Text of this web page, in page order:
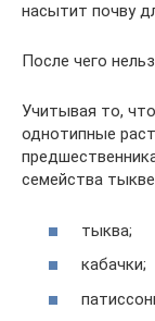
насытит почву
После чего
Учитывая то,
однотипные
семейства
тыква;
кабачки;